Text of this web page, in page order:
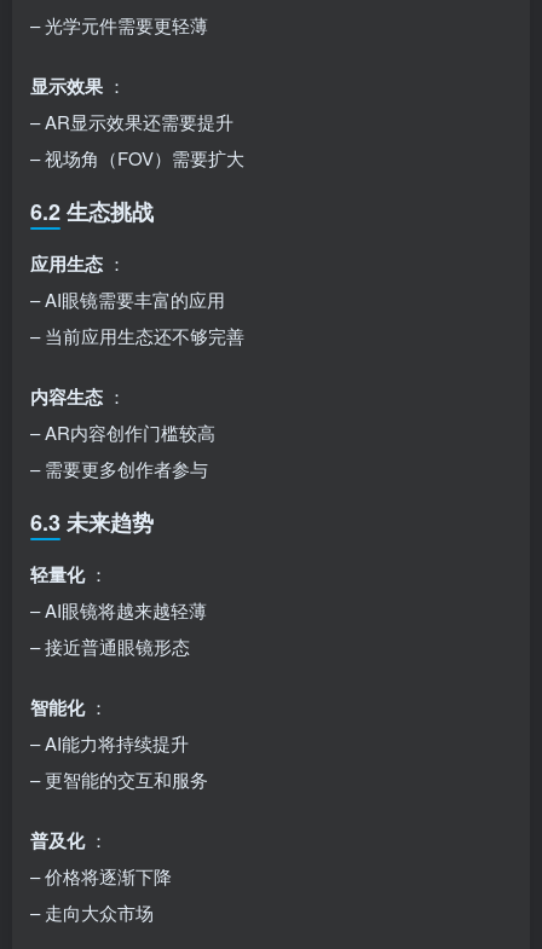
– 光学元件需要更轻薄
显示效果 ：
– AR显示效果还需要提升
– 视场角（FOV）需要扩大
6.2 生态挑战
应用生态 ：
– AI眼镜需要丰富的应用
– 当前应用生态还不够完善
内容生态 ：
– AR内容创作门槛较高
– 需要更多创作者参与
6.3 未来趋势
轻量化 ：
– AI眼镜将越来越轻薄
– 接近普通眼镜形态
智能化 ：
– AI能力将持续提升
– 更智能的交互和服务
普及化 ：
– 价格将逐渐下降
– 走向大众市场